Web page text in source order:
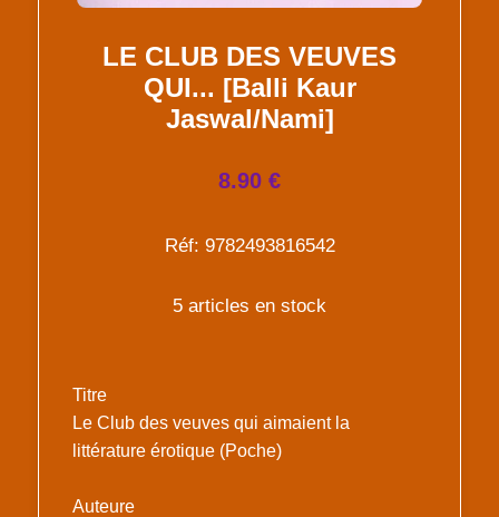
LE CLUB DES VEUVES
QUI... [Balli Kaur
Jaswal/Nami]
8.90 €
Réf: 9782493816542
5 articles en stock
Titre
Le Club des veuves qui aimaient la
littérature érotique (Poche)
Auteure